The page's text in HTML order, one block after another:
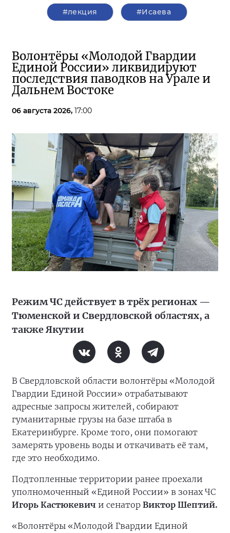
#лекция #Исаева
Волонтёры «Молодой Гвардии
Единой России» ликвидируют
последствия паводков на Урале и
Дальнем Востоке
06 августа 2026, 17:00
Режим ЧС действует в трёх регионах —
Тюменской и Свердловской областях, а
также Якутии
В Свердловской области волонтёры «Молодой
Гвардии Единой России» отрабатывают
адресные запросы жителей, собирают
гуманитарные грузы на базе штаба в
Екатеринбурге. Кроме того, они помогают
замерять уровень воды и откачивать её там,
где это необходимо.
Подтопленные территории ранее проехали
уполномоченный «Единой России» в зонах ЧС
Игорь Кастюкевич и сенатор Виктор Шептий.
«Волонтёры «Молодой Гвардии Единой